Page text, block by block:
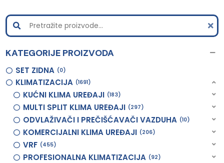
KATEGORIJE PROIZVODA
SET ZIDNA 0
KLIMATIZACIJA 1691
KUĆNI KLIMA UREĐAJI 183
MULTI SPLIT KLIMA UREĐAJI 297
ODVLAŽIVAČI I PREČIŠĆAVAČI VAZDUHA 10
KOMERCIJALNI KLIMA UREĐAJI 206
VRF 455
PROFESIONALNA KLIMATIZACIJA 92